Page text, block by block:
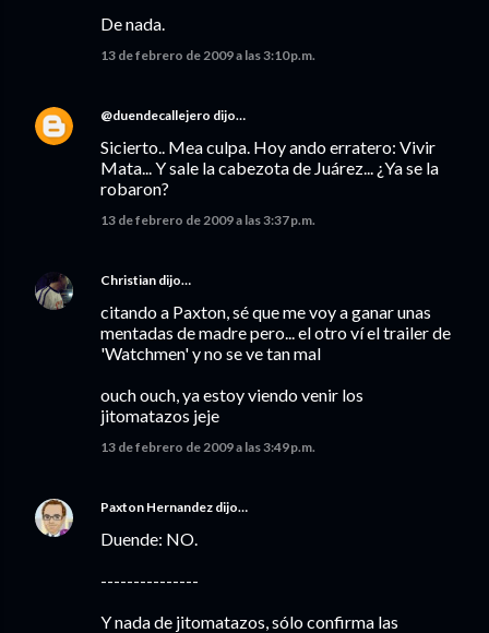
De nada.
13 de febrero de 2009 a las 3:10 p.m.
@duendecallejero dijo…
Sicierto.. Mea culpa. Hoy ando erratero: Vivir
Mata... Y sale la cabezota de Juárez... ¿Ya se la
robaron?
13 de febrero de 2009 a las 3:37 p.m.
Christian dijo…
citando a Paxton, sé que me voy a ganar unas
mentadas de madre pero... el otro ví el trailer de
'Watchmen' y no se ve tan mal
ouch ouch, ya estoy viendo venir los
jitomatazos jeje
13 de febrero de 2009 a las 3:49 p.m.
Paxton Hernandez dijo…
Duende: NO.
---------------
Y nada de jitomatazos, sólo confirma las